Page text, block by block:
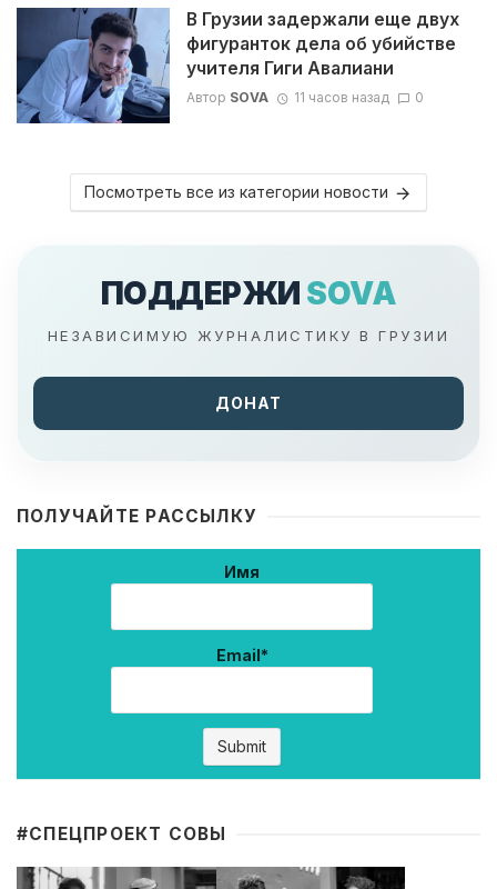
В Грузии задержали еще двух
фигуранток дела об убийстве
учителя Гиги Авалиани
Автор SOVA 11 часов назад 0
Посмотреть все из категории новости
ПОДДЕРЖИ SOVA
НЕЗАВИСИМУЮ ЖУРНАЛИСТИКУ В ГРУЗИИ
ДОНАТ
ПОЛУЧАЙТЕ РАССЫЛКУ
Имя
Email*
#CПЕЦПРОЕКТ СОВЫ